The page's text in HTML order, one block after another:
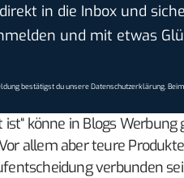
in die Inbox und
und mit etwas
bestätigst du unsereDatenschutzerklärung.
ist“ könne in Blogs
allem aber teure
verbunden